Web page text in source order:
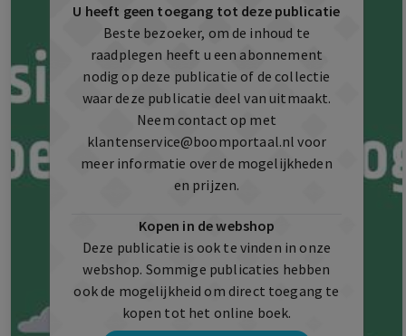
U heeft geen toegang tot deze publicatie
Beste bezoeker, om de inhoud te
raadplegen heeft u een abonnement
nodig op deze publicatie of de collectie
waar deze publicatie deel van uitmaakt.
Neem contact op met
klantenservice@boomportaal.nl voor
meer informatie over de mogelijkheden
en prijzen.
Kopen in de webshop
Deze publicatie is ook te vinden in onze
webshop. Sommige publicaties hebben
ook de mogelijkheid om direct toegang te
kopen tot het online boek.